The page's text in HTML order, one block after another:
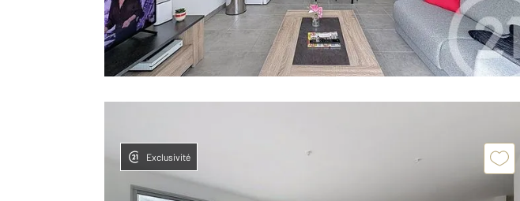
Exclusivité